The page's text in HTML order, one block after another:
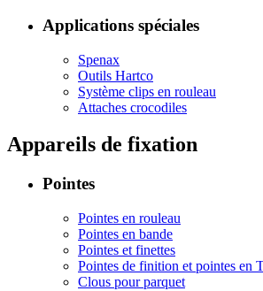
Applications spéciales
Spenax
Outils Hartco
Système clips en rouleau
Attaches crocodiles
Appareils de fixation
Pointes
Pointes en rouleau
Pointes en bande
Pointes et finettes
Pointes de finition et pointes en
Clous pour parquet